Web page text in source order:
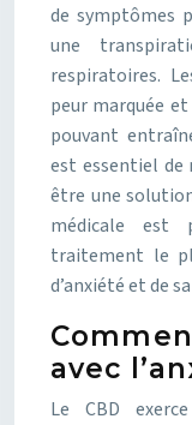
de symptômes
une
respiratoires.
peur marquée
pouvant
est essentiel de
être une
médicale est
traitement le
d’anxiété et de
avec
Le CBD